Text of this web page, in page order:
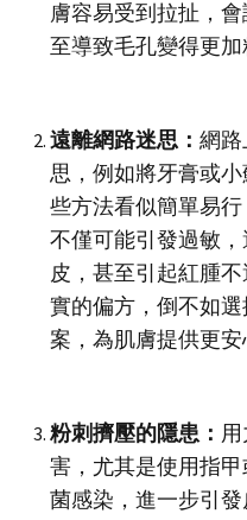
膚容易受到拉扯，
至導致毛孔變得更加
遠離網路迷思： 網路
思，例如將牙膏或
些方法看似簡單易行
不僅可能引發過敏
皮，甚至引起紅腫
實的偏方，倒不如
案，為肌膚提供更安
粉刺擠壓的隱患：
害，尤其是使用指
菌感染，進一步引